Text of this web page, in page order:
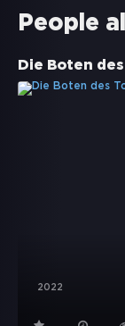
People
Die Boten
2022